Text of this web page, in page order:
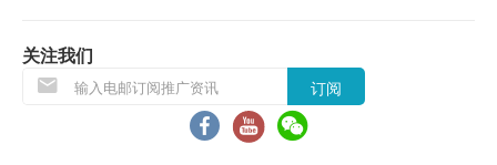
谷草转氨酶
肾功能
咨询有认可资格的医生，作出诊断及治疗。
health.ESDlife】并没有经营或提供本服务/产品。
有关此服务/产品的错漏或延误，或因使用此服务/
产品而引致的损失、损害、受伤或法律诉讼，健康
网购health.ESDlife概不负责。一切有关的索偿或
关注我们
订阅